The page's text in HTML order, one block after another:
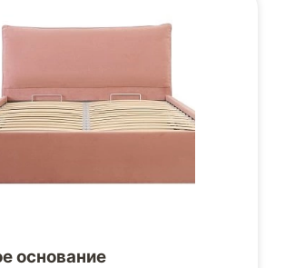
основание